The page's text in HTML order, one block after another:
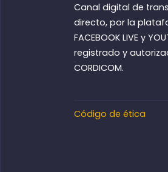
Canal digital de
directo, por la
FACEBOOK LIVE y
registrado y
CORDICOM.
Código de ética